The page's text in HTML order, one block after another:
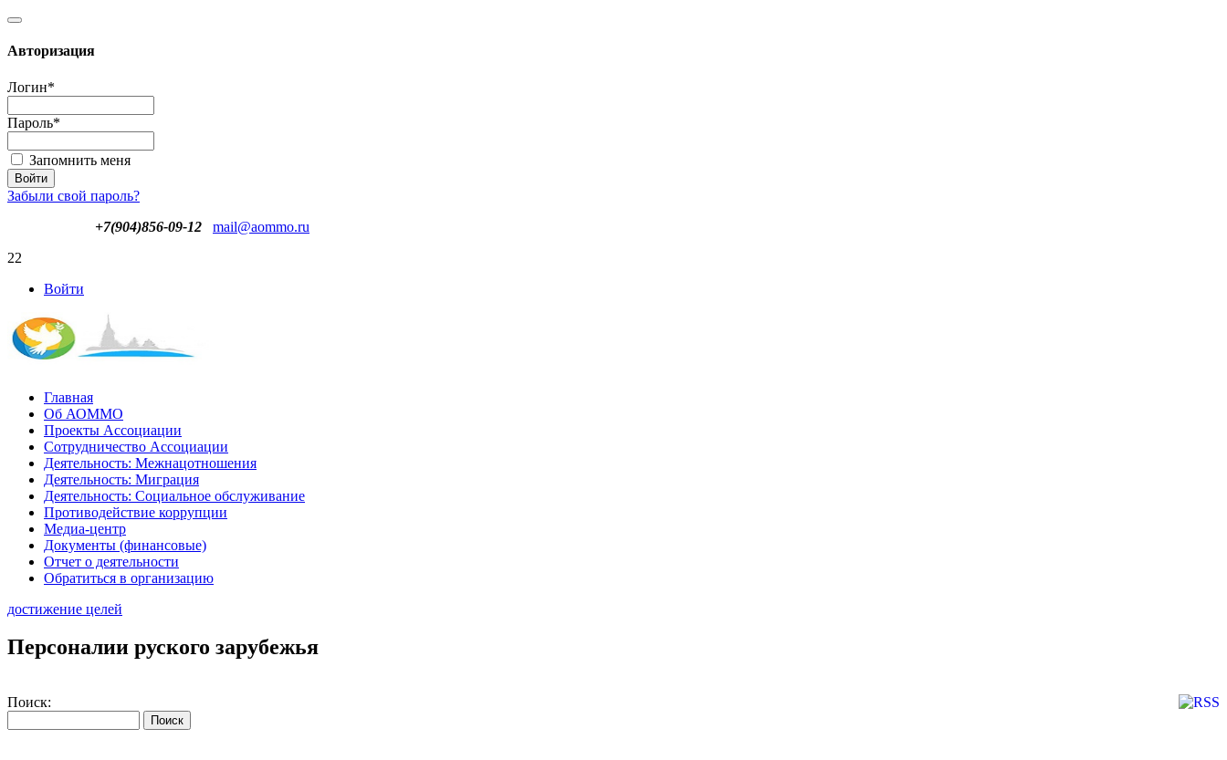
Авторизация
Логин*
Пароль*
Запомнить меня
Забыли свой пароль?
+7(904)856-09-12
mail@aommo.ru
22
Войти
Главная
Об АОММО
Проекты Ассоциации
Сотрудничество Ассоциации
Деятельность: Межнацотношения
Деятельность: Миграция
Деятельность: Социальное обслуживание
Противодействие коррупции
Медиа-центр
Документы (финансовые)
Отчет о деятельности
Обратиться в организацию
достижение целей
Персоналии руского зарубежья
Поиск: